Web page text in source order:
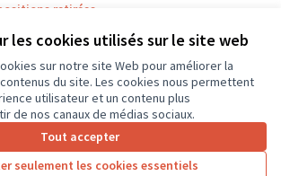
les cookies utilisés sur le site web
sur notre site Web pour améliorer la
du site. Les cookies nous permettent
utilisateur et un contenu plus
de nos canaux de médias sociaux.
Tout accepter
seulement les cookies essentiels
retirées
sur YouTube
externe)